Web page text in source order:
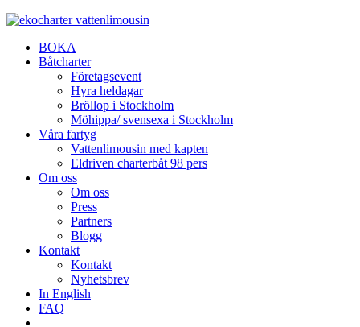
BOKA
Båtcharter
Företagsevent
Hyra heldagar
Bröllop i Stockholm
Möhippa/ svensexa i Stockholm
Våra fartyg
Vattenlimousin med kapten
Eldriven charterbåt 98 pers
Om oss
Om oss
Press
Partners
Blogg
Kontakt
Kontakt
Nyhetsbrev
In English
FAQ